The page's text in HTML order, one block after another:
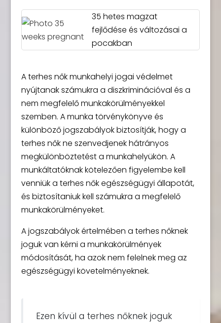
35 hetes magzat
fejlődése és változásai a
pocakban
A terhes nők munkahelyi jogai védelmet
nyújtanak számukra a diszkriminációval és a
nem megfelelő munkakörülményekkel
szemben. A munka törvénykönyve és
különböző jogszabályok biztosítják, hogy a
terhes nők ne szenvedjenek hátrányos
megkülönböztetést a munkahelyükön. A
munkáltatóknak kötelezően figyelembe kell
venniük a terhes nők egészségügyi állapotát,
és biztosítaniuk kell számukra a megfelelő
munkakörülményeket.
A jogszabályok értelmében a terhes nőknek
joguk van kérni a munkakörülmények
módosítását, ha azok nem felelnek meg az
egészségügyi követelményeknek.
Ezen kívül a terhes nőknek joguk